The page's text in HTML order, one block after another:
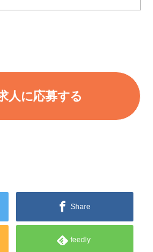
Share
feedly